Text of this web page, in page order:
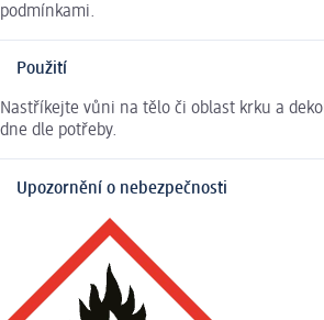
podmínkami.
Použití
Nastříkejte vůni na tělo či oblast krku a
dne dle potřeby.
Upozornění o nebezpečnosti